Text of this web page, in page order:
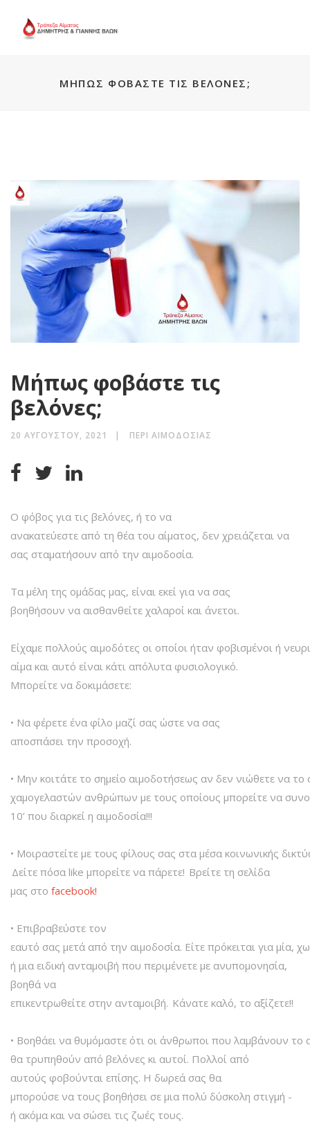
ΜΉΠΩΣ ΦΟΒΆΣΤΕ ΤΙΣ ΒΕΛΌΝΕΣ;
Μήπως φοβάστε τις
βελόνες;
20 ΑΥΓΟΎΣΤΟΥ, 2021 ΠΕΡΊ ΑΙΜΟΔΟΣΊΑΣ
Ο φόβος για τις βελόνες, ή το να
ανακατεύεστε από τη θέα του αίματος, δεν χρειάζεται να
σας σταματήσουν από την αιμοδοσία.
Τα μέλη της ομάδας μας, είναι εκεί για να σας
βοηθήσουν να αισθανθείτε χαλαροί και άνετοι.
Είχαμε πολλούς αιμοδότες οι οποίοι ήταν φοβισμένοι ή
αίμα και αυτό είναι κάτι απόλυτα φυσιολογικό.
Μπορείτε να δοκιμάσετε:
• Να φέρετε ένα φίλο μαζί σας ώστε να σας
αποσπάσει την προσοχή.
• Μην κοιτάτε το σημείο αιμοδοτήσεως αν δεν νιώθετε να το
χαμογελαστών ανθρώπων με τους οποίους μπορείτε να
10’ που διαρκεί η αιμοδοσία!!!
• Μοιραστείτε με τους φίλους σας στα μέσα κοινωνικής
Δείτε πόσα like μπορείτε να πάρετε! Βρείτε τη σελίδα
μας στο facebook!
• Επιβραβεύστε τον
εαυτό σας μετά από την αιμοδοσία. Είτε πρόκειται για μία,
ή μια ειδική ανταμοιβή που περιμένετε με ανυπομονησία,
βοηθά να
επικεντρωθείτε στην ανταμοιβή. Κάνατε καλό, το αξίζετε!!
• Βοηθάει να θυμόμαστε ότι οι άνθρωποι που λαμβάνουν το
θα τρυπηθούν από βελόνες κι αυτοί. Πολλοί από
αυτούς φοβούνται επίσης. Η δωρεά σας θα
μπορούσε να τους βοηθήσει σε μια πολύ δύσκολη στιγμή -
ή ακόμα και να σώσει τις ζωές τους.